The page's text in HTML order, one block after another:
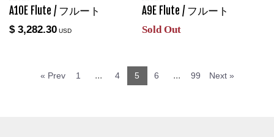
A10E Flute / フルート
$ 3,282.30 USD
A9E Flute / フルート
Sold Out
« Prev 1 ... 4 5 6 ... 99 Next »